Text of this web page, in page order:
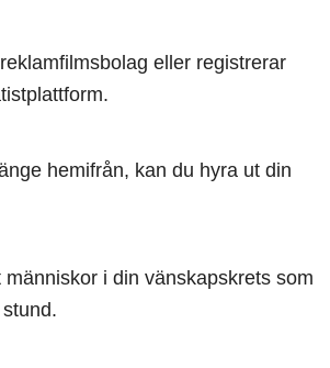
eller registrerar
hemifrån, kan du hyra ut din
i din vänskapskrets som